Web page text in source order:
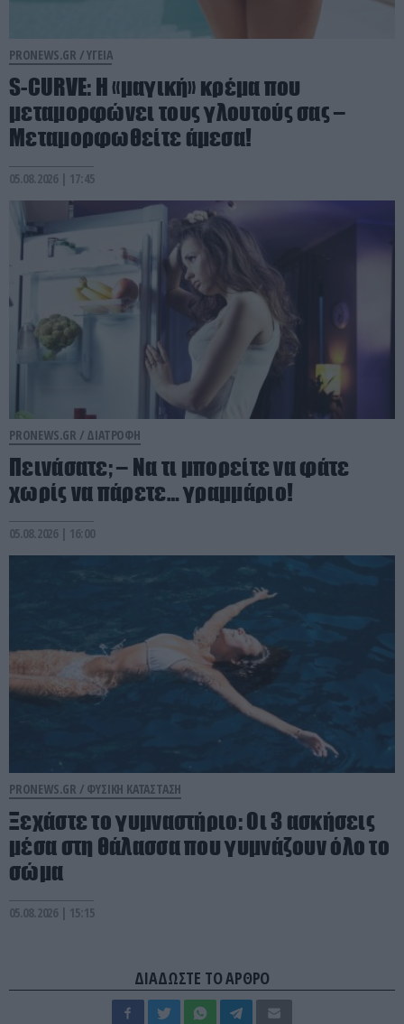
PRONEWS.GR /ΥΓΕΙΑ
S-CURVE: Η «μαγική» κρέμα που
μεταμορφώνει τους γλουτούς σας –
Μεταμορφωθείτε άμεσα!
05.08.2026 | 17:45
PRONEWS.GR / ΔΙΑΤΡΟΦΗ
Πεινάσατε; – Να τι μπορείτε να φάτε
χωρίς να πάρετε… γραμμάριο!
05.08.2026 | 16:00
PRONEWS.GR / ΦΥΣΙΚΗ ΚΑΤΑΣΤΑΣΗ
Ξεχάστε το γυμναστήριο: Οι 3 ασκήσεις
μέσα στη θάλασσα που γυμνάζουν όλο το
σώμα
05.08.2026 | 15:15
ΔΙΑΔΩΣΤΕ ΤΟ ΑΡΘΡΟ